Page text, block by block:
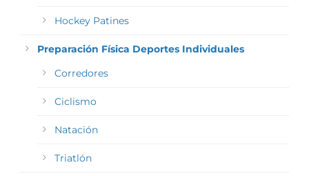
Hockey Patines
Preparación Física Deportes Individuales
Corredores
Ciclismo
Natación
Triatlón